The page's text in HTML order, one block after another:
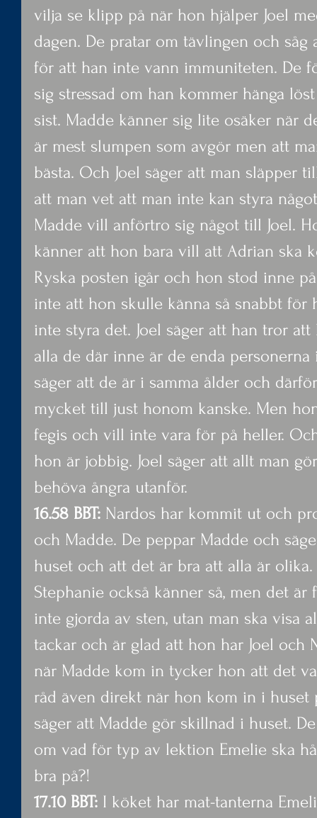
vilja se klipp på när hon hjälper Joel
dagen. De pratar om tävlingen och
för att han inte vann immuniteten. De
sig stressad om han kommer hänga
sist. Madde känner sig lite osäker när
är mest slumpen som avgör men att
bästa. Och Joel säger att man släpper
att man vet att man inte kan styra
Madde vill anförtro sig något till Joel.
känner att hon bara vill att Adrian ska
Ryska posten igår och hon stod inne
inte att hon skulle känna så snabbt
inte styra det. Joel säger att han tror
alla de där inne är de enda
säger att de är i samma ålder och
mycket till just honom kanske. Men
fegis och vill inte vara för på heller.
hon är jobbig. Joel säger att allt man
behöva ångra utanför.
16.58 BBT: Nardos har kommit ut och
och Madde. De peppar Madde och
huset och att det är bra att alla är
Stephanie också känner så, men det
inte gjorda av sten, utan man ska visa
tackar och är glad att hon har Joel och
när Madde kom in tycker hon att det
råd även direkt när hon kom in i
säger att Madde gör skillnad i huset.
om vad för typ av lektion Emelie ska
bra på?!
17.10 BBT: I köket har mat-tanterna